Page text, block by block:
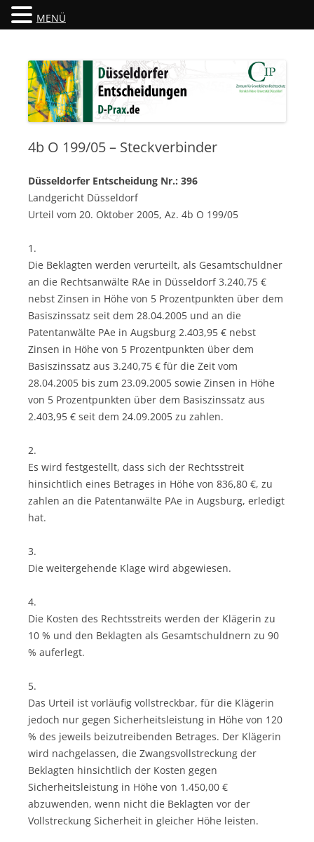
Düsseldorfer Entscheidungen
4b O 199/05 – Steckverbinder
Düsseldorfer Entscheidung Nr.: 396
Landgericht Düsseldorf
Urteil vom 20. Oktober 2005, Az. 4b O 199/05
1.
Die Beklagten werden verurteilt, als Gesamtschuldner
an die Rechtsanwälte RAe in Düsseldorf 3.240,75 €
nebst Zinsen in Höhe von 5 Prozentpunkten über dem
Basiszinssatz seit dem 28.04.2005 und an die
Patentanwälte PAe in Augsburg 2.403,95 € nebst
Zinsen in Höhe von 5 Prozentpunkten über dem
Basiszinssatz aus 3.240,75 € für die Zeit vom
28.04.2005 bis zum 23.09.2005 sowie Zinsen in Höhe
von 5 Prozentpunkten über dem Basiszinssatz aus
2.403,95 € seit dem 24.09.2005 zu zahlen.
2.
Es wird festgestellt, dass sich der Rechtsstreit
hinsichtlich eines Betrages in Höhe von 836,80 €, zu
zahlen an die Patentanwälte PAe in Augsburg, erledigt
hat.
3.
Die weitergehende Klage wird abgewiesen.
4.
Die Kosten des Rechtsstreits werden der Klägerin zu
10 % und den Beklagten als Gesamtschuldnern zu 90
% auferlegt.
5.
Das Urteil ist vorläufig vollstreckbar, für die Klägerin
jedoch nur gegen Sicherheitsleistung in Höhe von 120
% des jeweils beizutreibenden Betrages. Der Klägerin
wird nachgelassen, die Zwangsvollstreckung der
Beklagten hinsichtlich der Kosten gegen
Sicherheitsleistung in Höhe von 1.450,00 €
abzuwenden, wenn nicht die Beklagten vor der
Vollstreckung Sicherheit in gleicher Höhe leisten.
MENÜ